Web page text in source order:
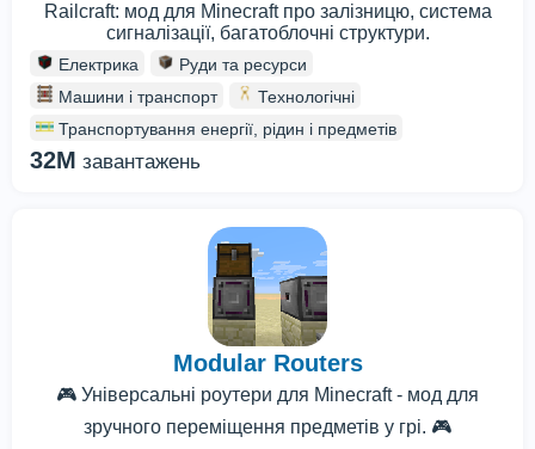
Railcraft: мод для Minecraft про залізницю, система
сигналізації, багатоблочні структури.
Електрика
Руди та ресурси
Машини і транспорт
Технологічні
Транспортування енергії, рідин і предметів
32M завантажень
Modular Routers
🎮 Універсальні роутери для Minecraft - мод для
зручного переміщення предметів у грі. 🎮